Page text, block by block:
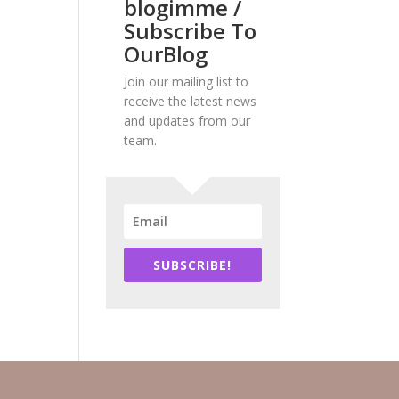
blogimme /
Subscribe To
OurBlog
Join our mailing list to
receive the latest news
and updates from our
team.
SUBSCRIBE!